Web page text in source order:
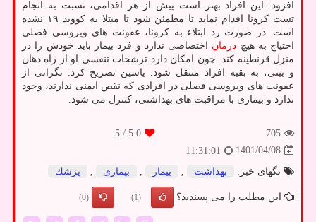
افزود: این افراد بهتر است پیش از هر اقدامی، نسبت به انجام
تست کرونا اقدام نماید تا مطمئن شود تا مبتلا به کووید ۱۹ نشده
است. در صورت رد ابتلاء به کرونا، عفونت های ویروسی فصلی
احتیاج به هیچ درمان اختصاصی ندارد و فرد بیمار باید خودش را در
منزل قرنطینه کند. چون امکان دارد ترشحات تنفسی او از راه دهان
و بینی، به بقیه افراد منتقل شود. یاسین تصریح کرد: نگرانی از
عفونت های ویروسی فصلی در افرادی که نقص ایمنی ندارند، وجود
ندارد و بیماری با مراقبت های بهداشتی، کنترل می شود.
705
5.0
/ 5
1401/04/08
11:31:01
تگهای خبر:
بهداشت بیمار بیماری پزشك
این مطلب را می پسندید؟ (1)
(0)